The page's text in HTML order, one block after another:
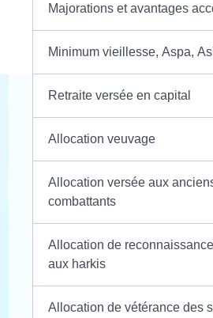
Majorations et avantages
Minimum vieillesse, Aspa,
Retraite versée en capital
Allocation veuvage
Allocation versée aux
combattants
Allocation de
aux harkis
Allocation de vétérance des